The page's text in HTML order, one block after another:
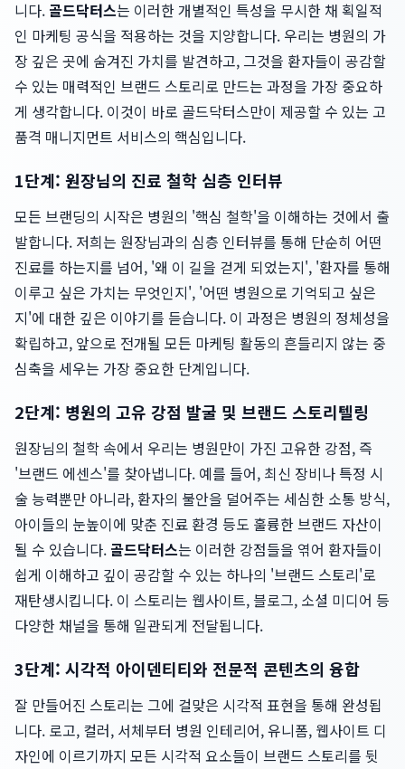
니다. 골드닥터스는 이러한 개별적인 특성을 무시한 채 획일적
인 마케팅 공식을 적용하는 것을 지양합니다. 우리는 병원의 가
장 깊은 곳에 숨겨진 가치를 발견하고, 그것을 환자들이 공감할
수 있는 매력적인 브랜드 스토리로 만드는 과정을 가장 중요하
게 생각합니다. 이것이 바로 골드닥터스만이 제공할 수 있는 고
품격 매니지먼트 서비스의 핵심입니다.
1단계: 원장님의 진료 철학 심층 인터뷰
모든 브랜딩의 시작은 병원의 '핵심 철학'을 이해하는 것에서 출
발합니다. 저희는 원장님과의 심층 인터뷰를 통해 단순히 어떤
진료를 하는지를 넘어, '왜 이 길을 걷게 되었는지', '환자를 통해
이루고 싶은 가치는 무엇인지', '어떤 병원으로 기억되고 싶은
지'에 대한 깊은 이야기를 듣습니다. 이 과정은 병원의 정체성을
확립하고, 앞으로 전개될 모든 마케팅 활동의 흔들리지 않는 중
심축을 세우는 가장 중요한 단계입니다.
2단계: 병원의 고유 강점 발굴 및 브랜드 스토리텔링
원장님의 철학 속에서 우리는 병원만이 가진 고유한 강점, 즉
'브랜드 에센스'를 찾아냅니다. 예를 들어, 최신 장비나 특정 시
술 능력뿐만 아니라, 환자의 불안을 덜어주는 세심한 소통 방식,
아이들의 눈높이에 맞춘 진료 환경 등도 훌륭한 브랜드 자산이
될 수 있습니다. 골드닥터스는 이러한 강점들을 엮어 환자들이
쉽게 이해하고 깊이 공감할 수 있는 하나의 '브랜드 스토리'로
재탄생시킵니다. 이 스토리는 웹사이트, 블로그, 소셜 미디어 등
다양한 채널을 통해 일관되게 전달됩니다.
3단계: 시각적 아이덴티티와 전문적 콘텐츠의 융합
잘 만들어진 스토리는 그에 걸맞은 시각적 표현을 통해 완성됩
니다. 로고, 컬러, 서체부터 병원 인테리어, 유니폼, 웹사이트 디
자인에 이르기까지 모든 시각적 요소들이 브랜드 스토리를 뒷